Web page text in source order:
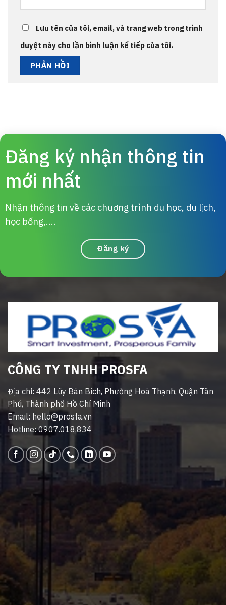
Lưu tên của tôi, email, và trang web trong trình
duyệt này cho lần bình luận kế tiếp của tôi.
Đăng ký nhận thông tin
mới nhất
Nhận thông tin về các chương trình du học, du lịch,
học bổng,....
Đăng ký
CÔNG TY TNHH PROSFA
Địa chỉ: 442 Lũy Bán Bích, Phường Hoà Thạnh, Quận Tân
Phú, Thành phố Hồ Chí Minh
Email: hello@prosfa.vn
Hotline: 0907.018.834